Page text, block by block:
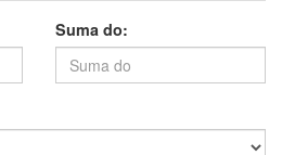
Suma do: